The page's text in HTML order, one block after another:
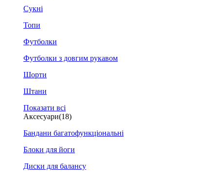
Сукні
Топи
Футболки
Футболки з довгим рукавом
Шорти
Штани
Показати всі
Аксесуари(18)
Бандани багатофункціональні
Блоки для йоги
Диски для балансу